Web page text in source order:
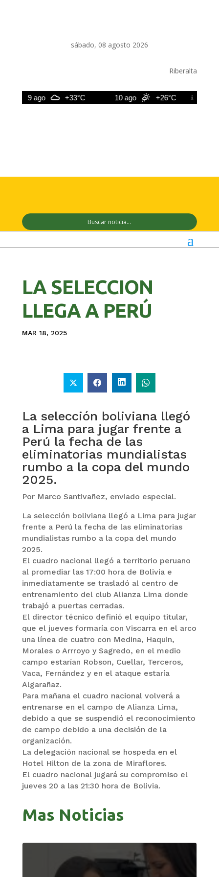
sábado, 08 agosto 2026
Riberalta
9 ago +33°C 10 ago +26°C
LA SELECCION
LLEGA A PERÚ
MAR 18, 2025
La selección boliviana llegó
a Lima para jugar frente a
Perú la fecha de las
eliminatorias mundialistas
rumbo a la copa del mundo
2025.
Por Marco Santivañez, enviado especial.
La selección boliviana llegó a Lima para jugar
frente a Perú la fecha de las eliminatorias
mundialistas rumbo a la copa del mundo
2025.
El cuadro nacional llegó a territorio peruano
al promediar las 17:00 hora de Bolivia e
inmediatamente se trasladó al centro de
entrenamiento del club Alianza Lima donde
trabajó a puertas cerradas.
El director técnico definió el equipo titular,
que el jueves formaría con Viscarra en el arco
una línea de cuatro con Medina, Haquin,
Morales o Arrroyo y Sagredo, en el medio
campo estarían Robson, Cuellar, Terceros,
Vaca, Fernández y en el ataque estaría
Algarañaz.
Para mañana el cuadro nacional volverá a
entrenarse en el campo de Alianza Lima,
debido a que se suspendió el reconocimiento
de campo debido a una decisión de la
organización.
La delegación nacional se hospeda en el
Hotel Hilton de la zona de Miraflores.
El cuadro nacional jugará su compromiso el
jueves 20 a las 21:30 hora de Bolivia.
Mas Noticias